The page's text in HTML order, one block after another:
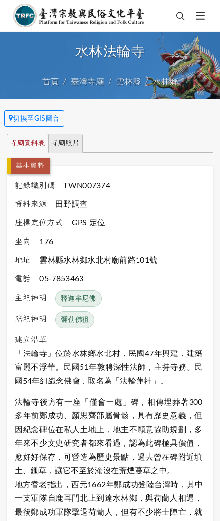
水林法輪寺
首頁 臺灣寺廟 雲林縣 水林鄉
切換至GIS圖台
寺廟資料表 寺廟照片
基本資料
記錄識別碼: TWN007374
資料來源: 田野調查
座標定位方式: GPS 定位
坐向: 176
地址: 雲林縣水林鄉水北村廟前路101號
電話: 05-7853463
主祀神明: 釋迦牟尼佛
陪祀神明: 彌勒佛祖
建立沿革:
「法輪寺」位於水林鄉水北村，民國47年興建，建築
富麗不浮華。民國51年敦聘深性法師，主持寺務。民
國54年組織念佛會，取名為「法輪蓮社」。
法輪寺後方有一座「僅會一處」碑，相傳埋葬著300
多年前鄭成功、顏思齊部屬骨骸，具有歷史意義，但
因紀念碑位在私人土地上，地主不願意協助規劃，多
年來不少文史研究者都來看過，認為此碑極具價值，
應好好保存，可營造為歷史景點，過去曾在碑附近填
土、鋤草，讓它不至於淹沒在荒煙蔓草之中。
地方耆老指出，西元1662年鄭成功登陸台灣時，其中
一支軍隊自鹿耳門北上到達水林鄉，與荷蘭人相遇，
最後鄭成功軍隊擊退荷蘭人，但有不少將士陣亡，就